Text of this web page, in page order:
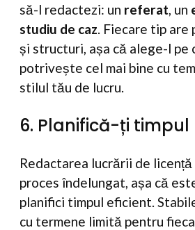
să-l redactezi: un referat, un
studiu de caz. Fiecare tip are
și structuri, așa că alege-l pe
potrivește cel mai bine cu
stilul tău de lucru.
6. Planifică-ți timpul
Redactarea lucrării de
proces îndelungat, așa că
planifici timpul eficient.
cu termene limită pentru